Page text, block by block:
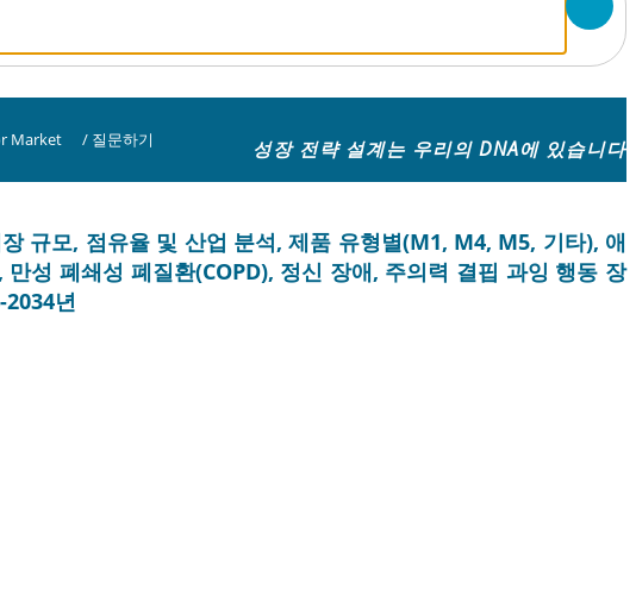
Market / 질문하기 성장 전략 설계는 우리의 DNA에 있습니다
규모, 점유율 및 산업 분석, 제품 유형별(M1, M4, M5, 기타), 애
성 폐쇄성 폐질환(COPD), 정신 장애, 주의력 결핍 과잉 행동 장
년